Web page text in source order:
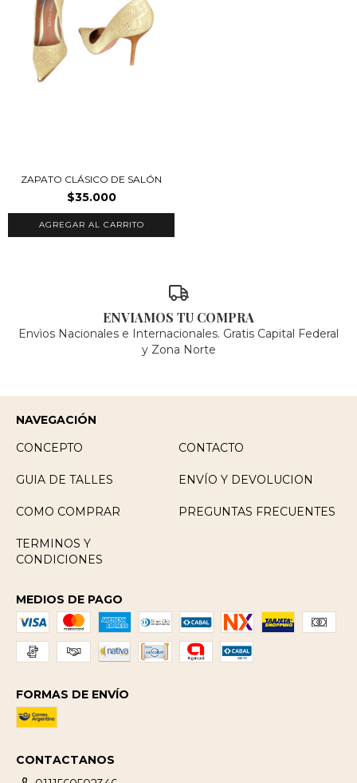
ZAPATO CLÁSICO DE SALÓN
$35.000
ENVIAMOS TU COMPRA
Envìos Nacionales e Internacionales. Gratis Capital Federal
y Zona Norte
NAVEGACIÓN
CONCEPTO
CONTACTO
GUIA DE TALLES ENVÍO Y DEVOLUCION
COMO COMPRAR PREGUNTAS FRECUENTES
TERMINOS Y
CONDICIONES
MEDIOS DE PAGO
FORMAS DE ENVÍO
CONTACTANOS